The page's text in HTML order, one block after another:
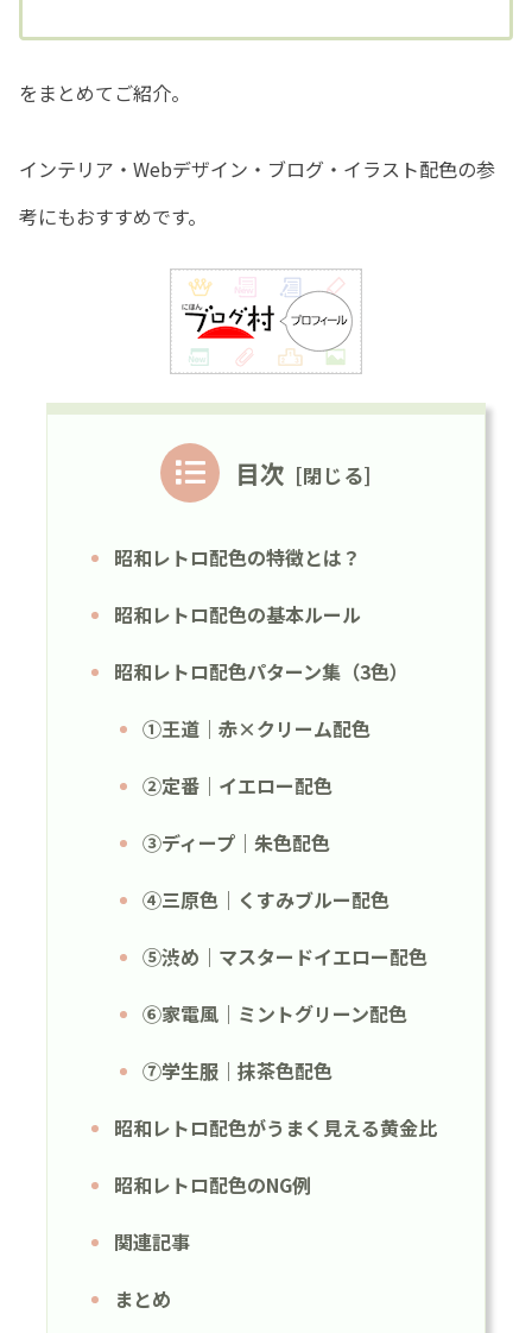
をまとめてご紹介。
インテリア・Webデザイン・ブログ・イラスト配色の参
考にもおすすめです。
目次
昭和レトロ配色の特徴とは？
昭和レトロ配色の基本ルール
昭和レトロ配色パターン集（3色）
①王道｜赤×クリーム配色
②定番｜イエロー配色
③ディープ｜朱色配色
④三原色｜くすみブルー配色
⑤渋め｜マスタードイエロー配色
⑥家電風｜ミントグリーン配色
⑦学生服｜抹茶色配色
昭和レトロ配色がうまく見える黄金比
昭和レトロ配色のNG例
関連記事
まとめ